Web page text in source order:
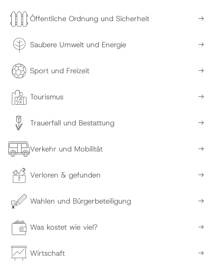
Öffentliche Ordnung und Sicherheit
Saubere Umwelt und Energie
Sport und Freizeit
Tourismus
Trauerfall und Bestattung
Verkehr und Mobilität
Verloren & gefunden
Wahlen und Bürgerbeteiligung
Was kostet wie viel?
Wirtschaft